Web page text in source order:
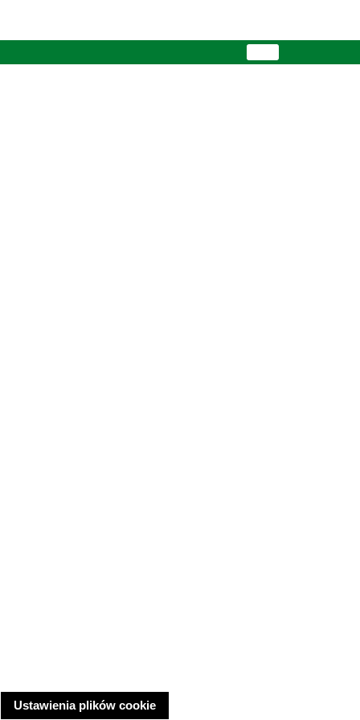
Ustawienia plików cookie